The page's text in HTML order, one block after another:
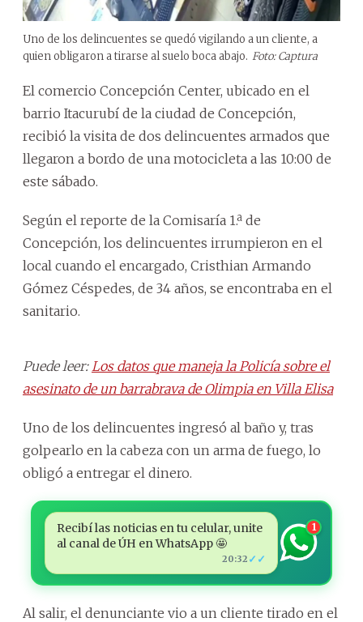
Uno de los delincuentes se quedó vigilando a un cliente, a
quien obligaron a tirarse al suelo boca abajo. Foto: Captura
El comercio Concepción Center, ubicado en el
barrio Itacurubí de la ciudad de Concepción,
recibió la visita de dos delincuentes armados que
llegaron a bordo de una motocicleta a las 10:00 de
este sábado.
Según el reporte de la Comisaría 1.ª de
Concepción, los delincuentes irrumpieron en el
local cuando el encargado, Cristhian Armando
Gómez Céspedes, de 34 años, se encontraba en el
sanitario.
Puede leer: Los datos que maneja la Policía sobre el
asesinato de un barrabrava de Olimpia en Villa Elisa
Uno de los delincuentes ingresó al baño y, tras
golpearlo en la cabeza con un arma de fuego, lo
obligó a entregar el dinero.
Recibí las noticias en tu celular, unite
al canal de ÚH en WhatsApp 🤩
20:32 ✓✓
1
Al salir, el denunciante vio a un cliente tirado en el